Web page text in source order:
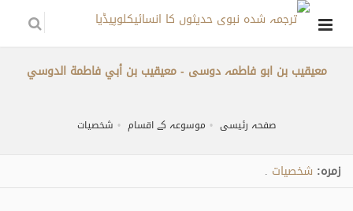
معیقیب بن ابو فاطمہ دوسی - معيقيب بن أبي فاطمة الدوسي
صفحہ رئیسی موسوعہ کے اقسام شخصیات
زمره: شخصیات